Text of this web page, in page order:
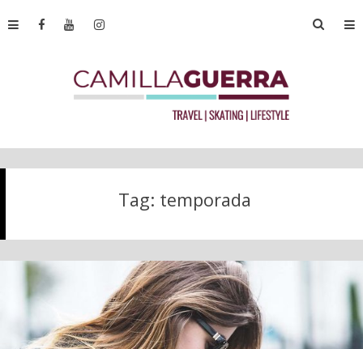
Tag: temporada